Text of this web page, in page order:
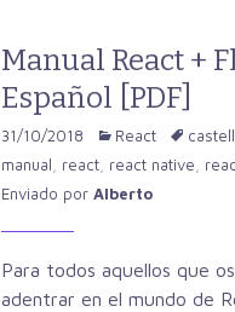
Manual React +
Español [PDF]
31/10/2018 React
manual
react react native
Enviado por Alberto
Para todos aquellos que
adentrar en el mundo de